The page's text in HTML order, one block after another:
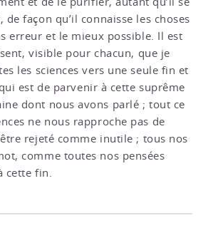
façon qu’il connaisse les choses
erreur et le mieux possible. Il est
visible pour chacun, que je
les sciences vers une seule fin et
est de parvenir à cette suprême
dont nous avons parlé ; tout ce
ne nous rapproche pas de
rejeté comme inutile ; tous nos
comme toutes nos pensées
cette fin.